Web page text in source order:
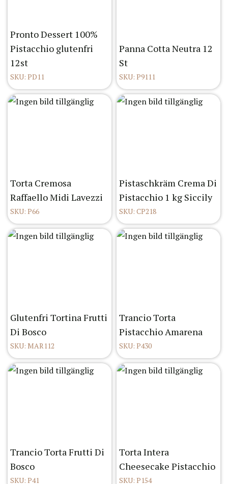
Pronto Dessert 100%
Pistacchio glutenfri
12st
SKU: PD11
Panna Cotta Neutra 12
St
SKU: P9111
Torta Cremosa
Raffaello Midi Lavezzi
SKU: P66
Pistaschkräm Crema Di
Pistacchio 1 kg Siccily
SKU: CP218
Glutenfri Tortina Frutti
Di Bosco
SKU: MAR112
Trancio Torta
Pistacchio Amarena
SKU: P430
Trancio Torta Frutti Di
Bosco
SKU: P41
Torta Intera
Cheesecake Pistacchio
SKU: P154